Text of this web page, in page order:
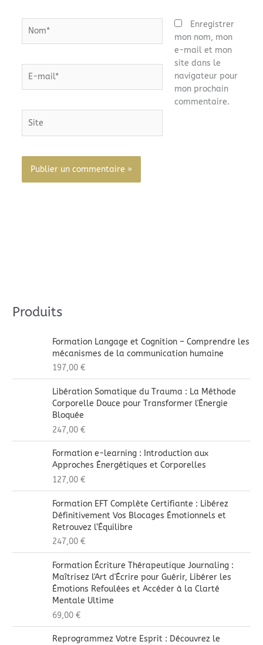
mail*
Enregistrer
mon nom, mon
e-mail et mon
site dans le
navigateur pour
mon prochain
commentaire.
Produits
Formation Langage et Cognition – Comprendre les
mécanismes de la communication humaine
197,00€
Libération Somatique du Trauma : La Méthode
Corporelle Douce pour Transformer l'Énergie
Bloquée
247,00€
Formation e-learning : Introduction aux
Approches Énergétiques et Corporelles
127,00€
Formation EFT Complète Certifiante : Libérez
Définitivement Vos Blocages Émotionnels et
Retrouvez l’Équilibre
247,00€
Formation Écriture Thérapeutique Journaling :
Maîtrisez l'Art d'Écrire pour Guérir, Libérer les
Émotions Refoulées et Accéder à la Clarté
Mentale Ultime
69,00€
Reprogrammez Votre Esprit : Découvrez le